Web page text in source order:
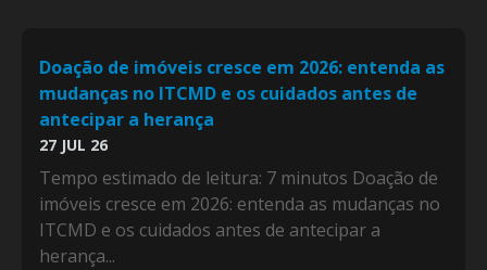
Doação de imóveis cresce em 2026: entenda as
mudanças no ITCMD e os cuidados antes de
antecipar a herança
27 JUL 26
Tempo estimado de leitura: 7 minutos Doação de
imóveis cresce em 2026: entenda as mudanças no
ITCMD e os cuidados antes de antecipar a
herança...